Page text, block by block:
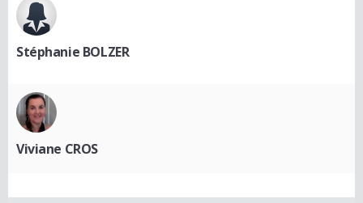
Stéphanie BOLZER
Viviane CROS